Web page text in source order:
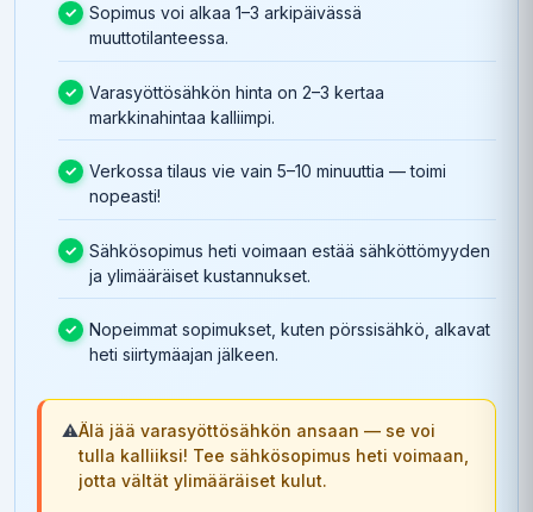
Sopimus voi alkaa 1–3 arkipäivässä
muuttotilanteessa.
Varasyöttösähkön hinta on 2–3 kertaa
markkinahintaa kalliimpi.
Verkossa tilaus vie vain 5–10 minuuttia — toimi
nopeasti!
Sähkösopimus heti voimaan estää sähköttömyyden
ja ylimääräiset kustannukset.
Nopeimmat sopimukset, kuten pörssisähkö, alkavat
heti siirtymäajan jälkeen.
⚠️Älä jää varasyöttösähkön ansaan — se voi
tulla kalliiksi! Tee sähkösopimus heti voimaan,
jotta vältät ylimääräiset kulut.